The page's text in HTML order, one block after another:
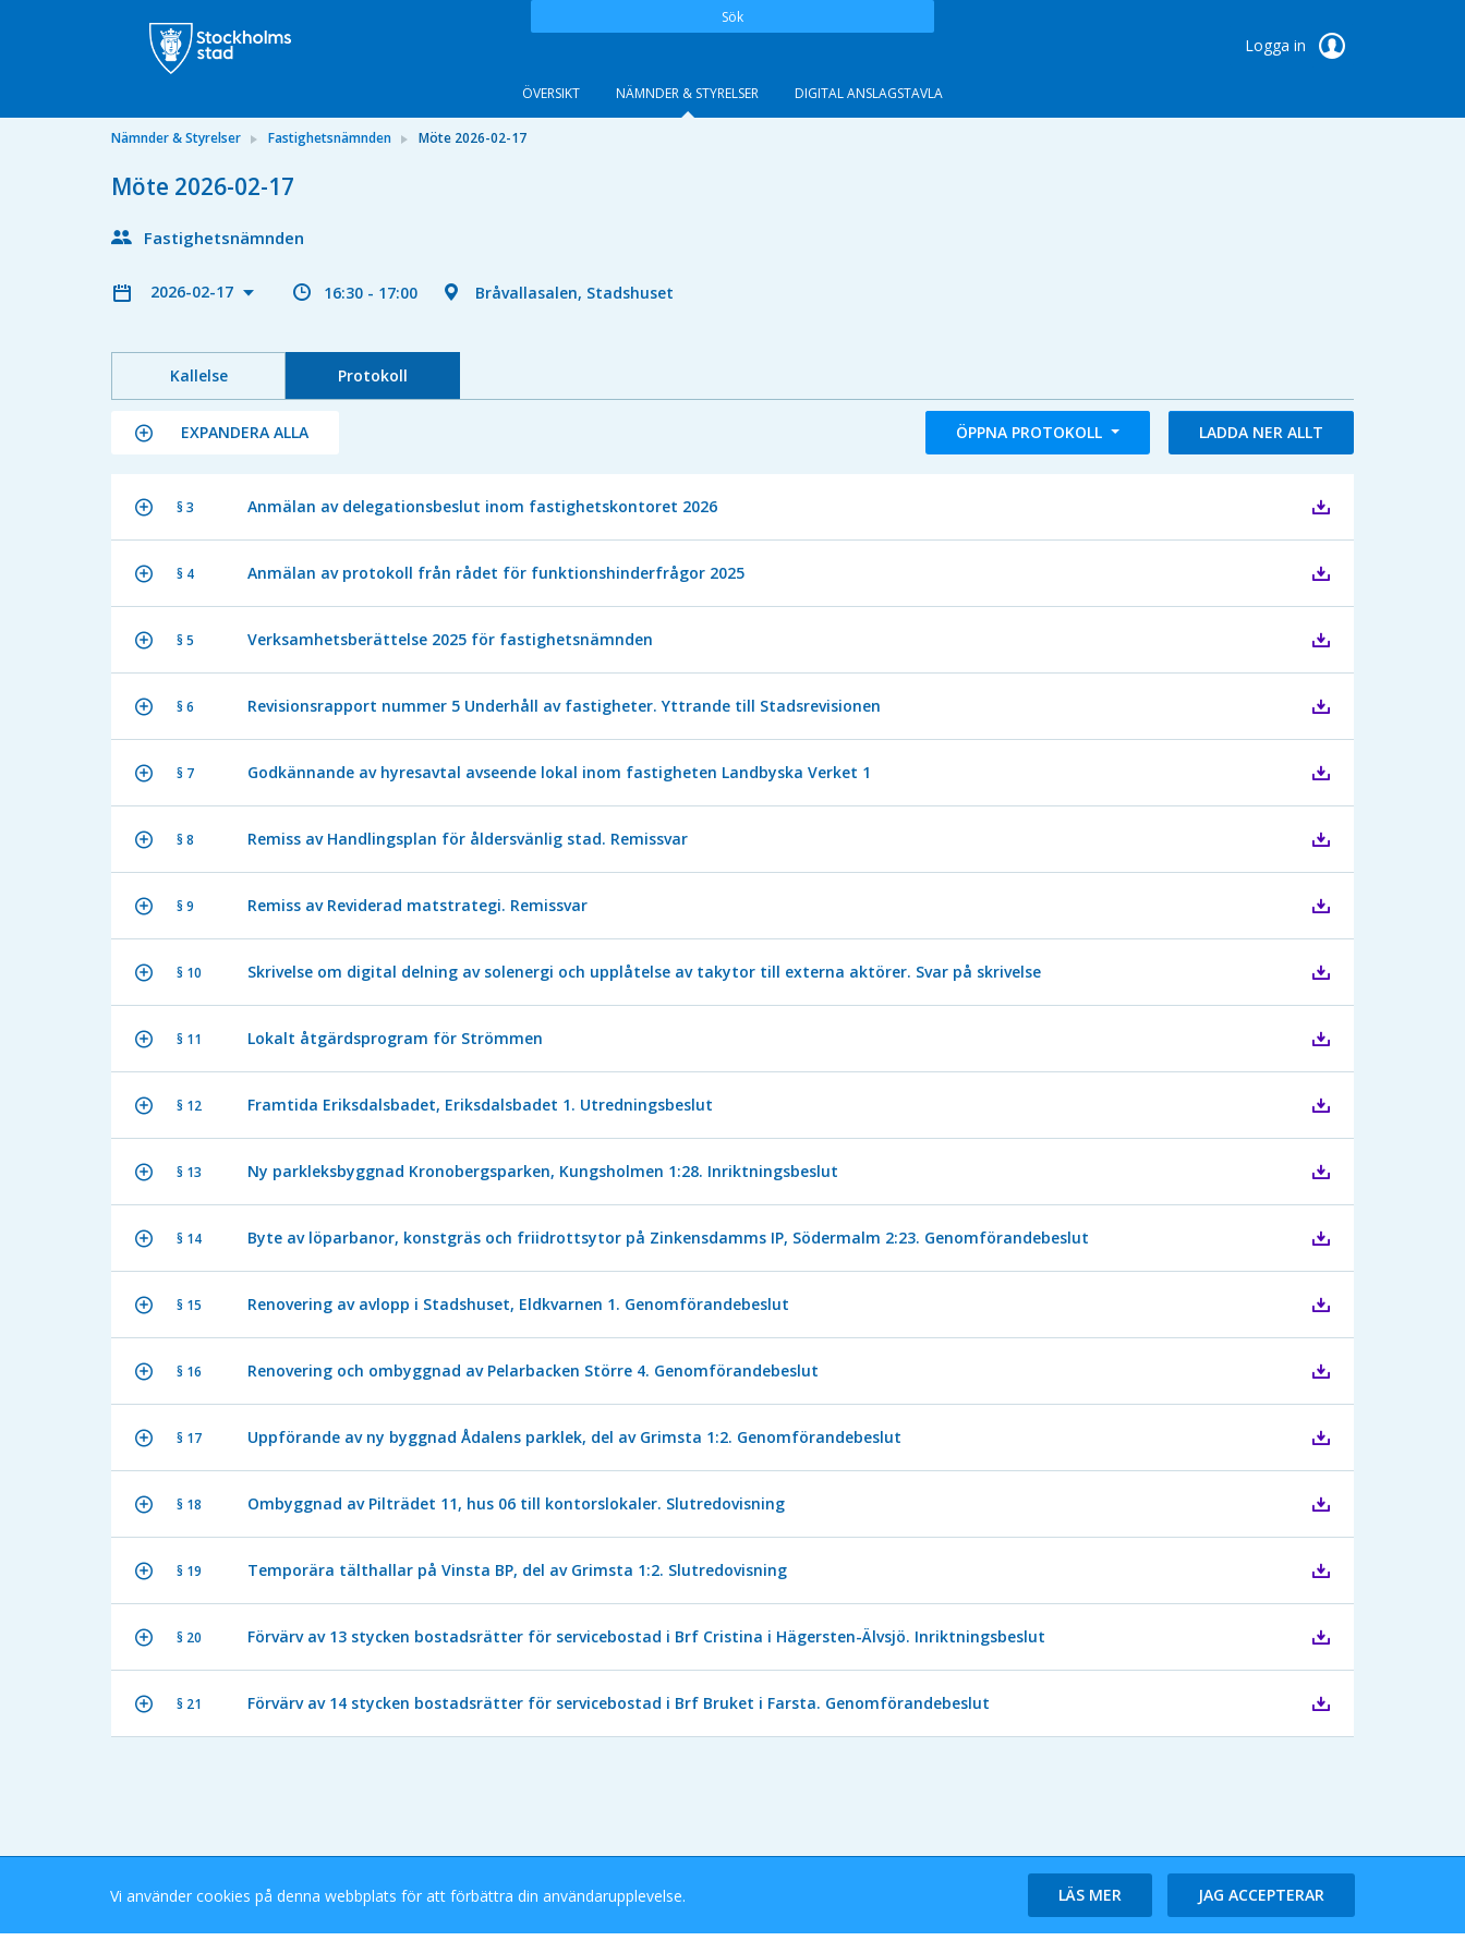
Sök
Logga in
ÖVERSIKT NÄMNDER & STYRELSER DIGITAL ANSLAGSTAVLA
Nämnder & Styrelser Fastighetsnämnden Möte 2026-02-17
Möte 2026-02-17
Fastighetsnämnden
2026-02-17 16:30 - 17:00 Bråvallasalen, Stadshuset
Kallelse Protokoll
EXPANDERA ALLA ÖPPNA PROTOKOLL LADDA NER ALLT
§ 3 Anmälan av delegationsbeslut inom fastighetskontoret 2026
§ 4 Anmälan av protokoll från rådet för funktionshinderfrågor 2025
§ 5 Verksamhetsberättelse 2025 för fastighetsnämnden
§ 6 Revisionsrapport nummer 5 Underhåll av fastigheter. Yttrande till Stadsrevisionen
§ 7 Godkännande av hyresavtal avseende lokal inom fastigheten Landbyska Verket 1
§ 8 Remiss av Handlingsplan för åldersvänlig stad. Remissvar
§ 9 Remiss av Reviderad matstrategi. Remissvar
§ 10 Skrivelse om digital delning av solenergi och upplåtelse av takytor till externa aktörer. Svar på skrivelse
§ 11 Lokalt åtgärdsprogram för Strömmen
§ 12 Framtida Eriksdalsbadet, Eriksdalsbadet 1. Utredningsbeslut
§ 13 Ny parkleksbyggnad Kronobergsparken, Kungsholmen 1:28. Inriktningsbeslut
§ 14 Byte av löparbanor, konstgräs och friidrottsytor på Zinkensdamms IP, Södermalm 2:23. Genomförandebeslut
§ 15 Renovering av avlopp i Stadshuset, Eldkvarnen 1. Genomförandebeslut
§ 16 Renovering och ombyggnad av Pelarbacken Större 4. Genomförandebeslut
§ 17 Uppförande av ny byggnad Ådalens parklek, del av Grimsta 1:2. Genomförandebeslut
§ 18 Ombyggnad av Pilträdet 11, hus 06 till kontorslokaler. Slutredovisning
§ 19 Temporära tälthallar på Vinsta BP, del av Grimsta 1:2. Slutredovisning
§ 20 Förvärv av 13 stycken bostadsrätter för servicebostad i Brf Cristina i Hägersten-Älvsjö. Inriktningsbeslut
§ 21 Förvärv av 14 stycken bostadsrätter för servicebostad i Brf Bruket i Farsta. Genomförandebeslut
Stockholms Stad eDok Meetings
Vi använder cookies på denna webbplats för att förbättra din användarupplevelse.